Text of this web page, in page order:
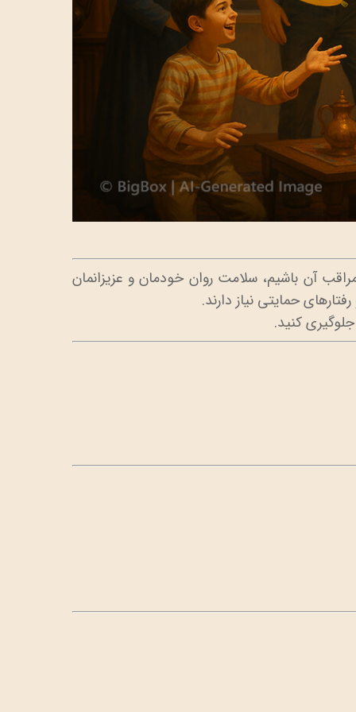
آن باشیم، سلامت روان خودمان و عزیزانمان
حمایتی نیاز دارند.
جلوگیری کنید.